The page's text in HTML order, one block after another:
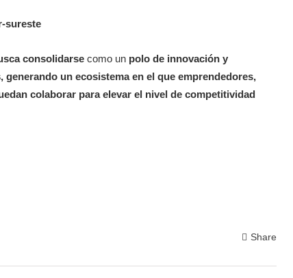
sureste
consolidarse como un polo de innovación y
generando un ecosistema en el que emprendedores,
colaborar para elevar el nivel de competitividad
Share